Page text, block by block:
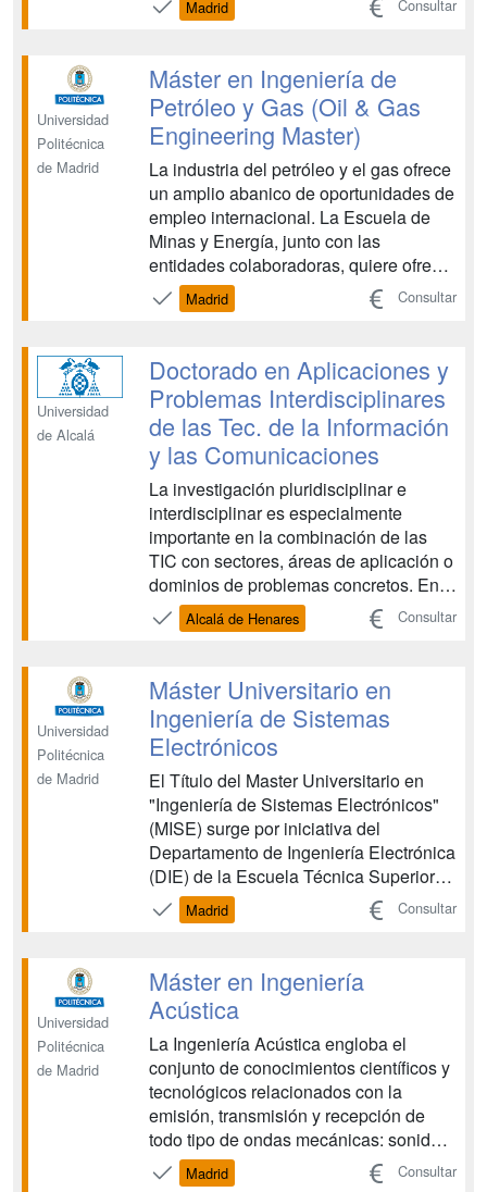
Ingenieros Agrónomos de la
centro que ha pasado a integrarse en la
Escuela Técnica Superio...
Madrid Consultar
Universidad
Politécnica
de Madrid
Máster en Ingeniería de
Petróleo y Gas (Oil & Gas
Engineering Master)
La industria del petróleo y el gas ofrece
un amplio abanico de oportunidades de
empleo internacional. La Escuela de
Minas y Energía, junto con las
entidades colaboradoras, quiere ofrecer
una formación pionera en España y de
calidad que permita a los alumnos que
sector. Hoy en día, algo más del 80%
de la energí...
Madrid Consultar
Universidad
de Alcalá
Doctorado en Aplicaciones y
Problemas Interdisciplinares
de las Tec. de la Información
y las Comunicaciones
La investigación pluridisciplinar e
interdisciplinar es especialmente
importante en la combinación de las
TIC con sectores, áreas de aplicación o
dominios de problemas concretos. En
esos casos, las metodologías típicas de
la investigación en tecnología debe
hallazgos científicos o las teorías e
hipótesis de otras área...
Alcalá de Henares Consultar
Universidad
Politécnica
de Madrid
Máster Universitario en
Ingeniería de Sistemas
Electrónicos
El Título del Master Universitario en
"Ingeniería de Sistemas Electrónicos"
(MISE) surge por iniciativa del
Departamento de Ingeniería Electrónica
(DIE) de la Escuela Técnica Superior
de Ingenieros de Telecomunicación
(ETSIT), de la Universidad Politécnica
Programa de Postgrado en Ingeniería
de Telecomunicación de ...
Madrid Consultar
Universidad
Politécnica
de Madrid
Máster en Ingeniería
Acústica
La Ingeniería Acústica engloba el
conjunto de conocimientos científicos y
tecnológicos relacionados con la
emisión, transmisión y recepción de
todo tipo de ondas mecánicas: sonidos,
infrasonidos, ultrasonidos y
Madrid Consultar